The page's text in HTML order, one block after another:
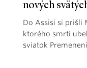
nových
Do Assisi si prišli
ktorého smrti
sviatok